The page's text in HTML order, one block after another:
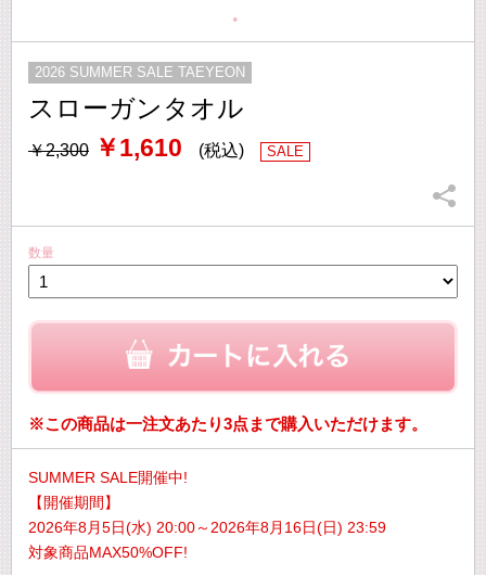
スローガンタオル
￥2,300 ￥1,610 (税込) SALE
2026 SUMMER SALE TAEYEON
数量
※この商品は一注文あたり3点まで購入いただけます。
SUMMER SALE開催中!
【開催期間】
2026年8月5日(水) 20:00～2026年8月16日(日) 23:59
対象商品MAX50%OFF!